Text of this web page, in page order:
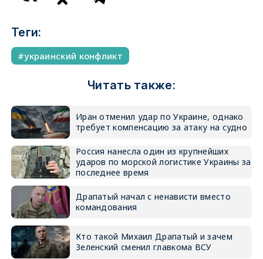
Теги:
украинский конфликт
Читать также:
Иран отменил удар по Украине, однако
требует компенсацию за атаку на судно
Россия нанесла один из крупнейших
ударов по морской логистике Украины за
последнее время
Драпатый начал с ненависти вместо
командования
Кто такой Михаил Драпатый и зачем
Зеленский сменил главкома ВСУ